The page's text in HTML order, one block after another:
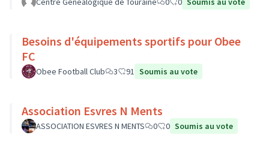
Besoins d'équipements sportifs pour Obee
FC
Obee Football Club 3 91 Soumis au vote
Association Esvres N Ments
ASSOCIATION ESVRES N MENTS 0 0 Soumis au vote